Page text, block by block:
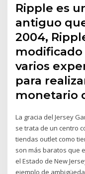
Ripple es
antiguo
2004,
varios
para
monetario
La gracia del Jersey
se trata de un centro
tiendas outlet como
son más baratos que
el Estado de New
ejemplo de